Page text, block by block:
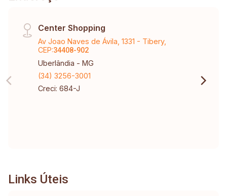
Center Shopping
Av Joao Naves de Ávila, 1331 - Tibery,
CEP:34408-902
Uberlândia - MG
(34) 3256-3001
Creci: 684-J
Links Úteis